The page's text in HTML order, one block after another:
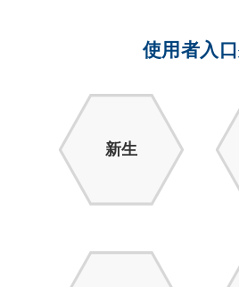
使用者入口
新生